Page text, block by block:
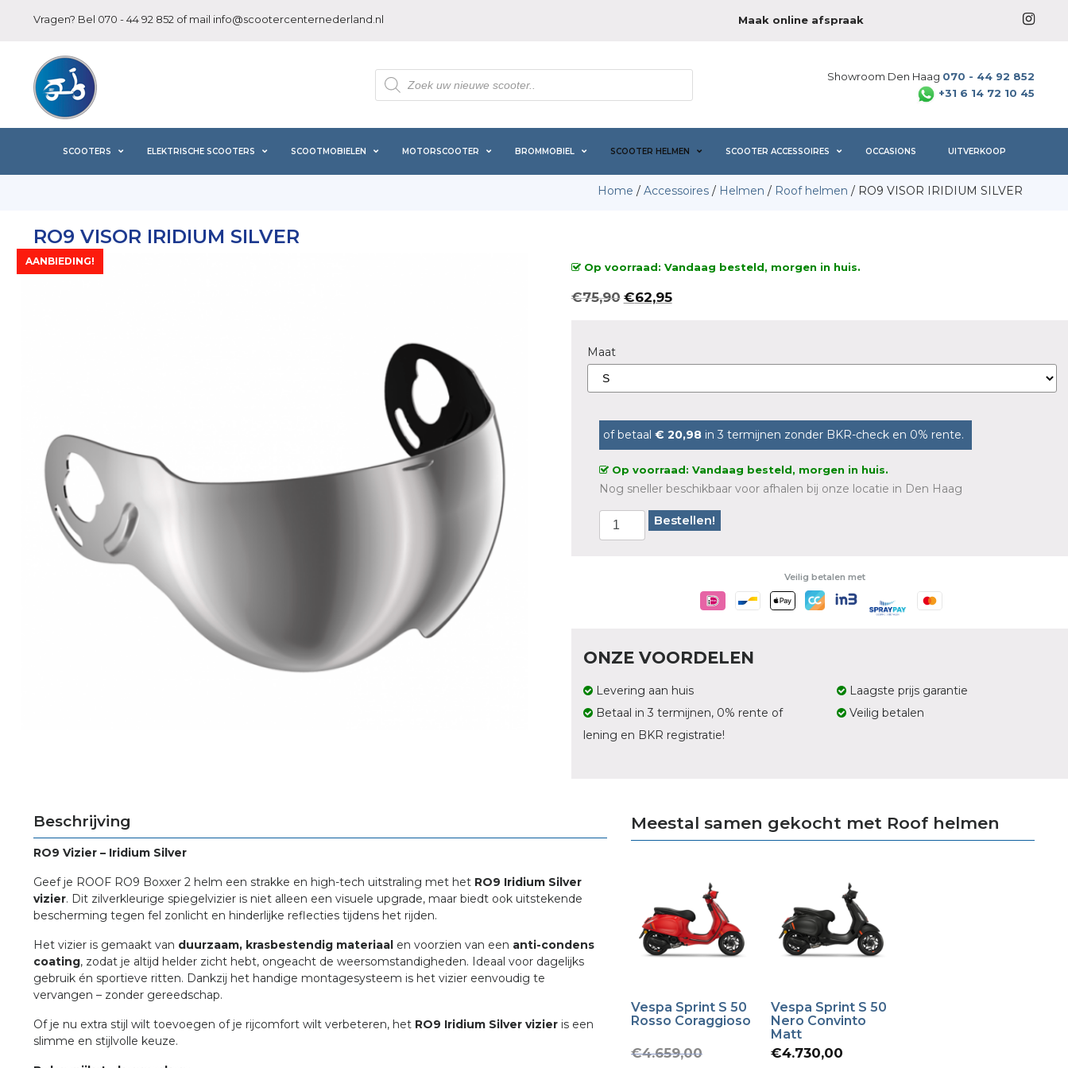
Vragen? Bel 070 - 44 92 852 of mail info@scootercenternederland.nl Maak online afspraak
Producten
zoeken
Showroom Den Haag 070 - 44 92 852
+31 6 14 72 10 45
SCOOTERS ELEKTRISCHE SCOOTERS SCOOTMOBIELEN MOTORSCOOTER BROMMOBIEL SCOOTER HELMEN SCOOTER ACCESSOIRES OCCASIONS UITVERKOOP
Home / Accessoires / Helmen / Roof helmen / RO9 VISOR IRIDIUM SILVER
RO9 VISOR IRIDIUM SILVER
AANBIEDING! Op voorraad: Vandaag besteld, morgen in huis.
€75,90 Oorspronkelijke
€62,95Huidige
Maat
of betaal € 20,98in 3 termijnen zonder BKR-check en 0% rente.
Op voorraad: Vandaag besteld, morgen in huis.
Nog sneller beschikbaar voor afhalen bij onze locatie in Den Haag
Bestellen!
Veilig betalen met
ONZE VOORDELEN
Levering aan huis
Betaal in 3 termijnen, 0% rente of
lening en BKR registratie!
Laagste prijs garantie
Veilig betalen
Beschrijving
RO9 Vizier – Iridium Silver
Geef je ROOF RO9 Boxxer 2 helm een strakke en high-tech uitstraling met het RO9 Iridium Silver
vizier. Dit zilverkleurige spiegelvizier is niet alleen een visuele upgrade, maar biedt ook uitstekende
bescherming tegen fel zonlicht en hinderlijke reflecties tijdens het rijden.
Het vizier is gemaakt van duurzaam, krasbestendig materiaal en voorzien van een anti-condens
coating, zodat je altijd helder zicht hebt, ongeacht de weersomstandigheden. Ideaal voor dagelijks
gebruik én sportieve ritten. Dankzij het handige montagesysteem is het vizier eenvoudig te
vervangen – zonder gereedschap.
Of je nu extra stijl wilt toevoegen of je rijcomfort wilt verbeteren, het RO9 Iridium Silver vizier is een
slimme en stijlvolle keuze.
Meestal samen gekocht met Roof helmen
Vespa Sprint S 50
Rosso Coraggioso
€4.659,00Oorspronkelijke
Vespa Sprint S 50
Nero Convinto
Matt
€4.730,00